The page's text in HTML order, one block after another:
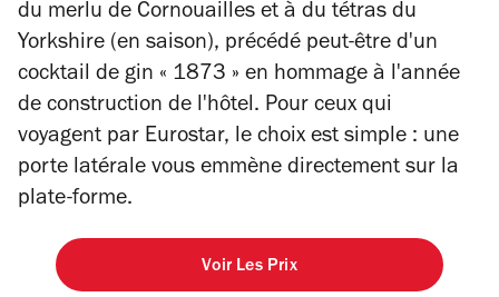
du merlu de Cornouailles et à du tétras du
Yorkshire (en saison), précédé peut-être d'un
cocktail de gin « 1873 » en hommage à l'année
de construction de l'hôtel. Pour ceux qui
voyagent par Eurostar, le choix est simple : une
porte latérale vous emmène directement sur la
plate-forme.
Voir Les Prix